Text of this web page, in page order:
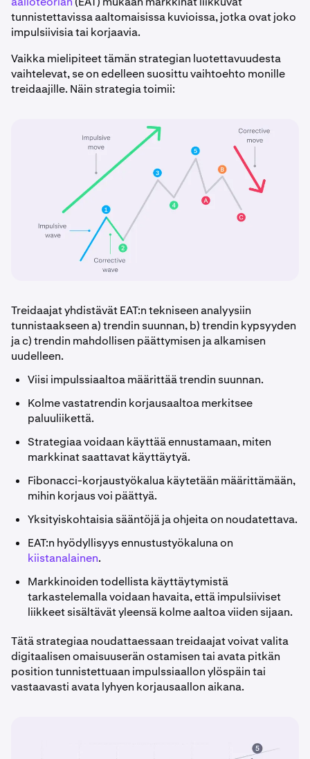
tunnistettavissa aaltomaisissa kuvioissa, jotka ovat joko
impulsiivisia tai korjaavia.
Vaikka mielipiteet tämän strategian luotettavuudesta
vaihtelevat, se on edelleen suosittu vaihtoehto monille
treidaajille. Näin strategia toimii:
Treidaajat yhdistävät EAT:n tekniseen analyysiin
tunnistaakseen a) trendin suunnan, b) trendin kypsyyden
ja c) trendin mahdollisen päättymisen ja alkamisen
uudelleen.
Viisi impulssiaaltoa määrittää trendin suunnan.
Kolme vastatrendin korjausaaltoa merkitsee
paluuliikettä.
Strategiaa voidaan käyttää ennustamaan, miten
markkinat saattavat käyttäytyä.
Fibonacci-korjaustyökalua käytetään määrittämään,
mihin korjaus voi päättyä.
Yksityiskohtaisia sääntöjä ja ohjeita on noudatettava.
EAT:n hyödyllisyys ennustustyökaluna on
kiistanalainen.
Markkinoiden todellista käyttäytymistä
tarkastelemalla voidaan havaita, että impulsiiviset
liikkeet sisältävät yleensä kolme aaltoa viiden sijaan.
Tätä strategiaa noudattaessaan treidaajat voivat valita
digitaalisen omaisuuserän ostamisen tai avata pitkän
position tunnistettuaan impulssiaallon ylöspäin tai
vastaavasti avata lyhyen korjausaallon aikana.